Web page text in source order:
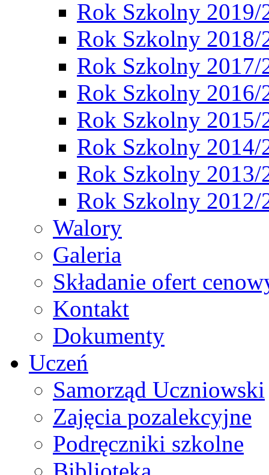
Rok Szkolny 2019/
Rok Szkolny 2018/
Rok Szkolny 2017/
Rok Szkolny 2016/
Rok Szkolny 2015/
Rok Szkolny 2014/
Rok Szkolny 2013/
Rok Szkolny 2012/
Walory
Galeria
Składanie ofert
Kontakt
Dokumenty
Uczeń
Samorząd Uczniowski
Zajęcia pozalekcyjne
Podręczniki szkolne